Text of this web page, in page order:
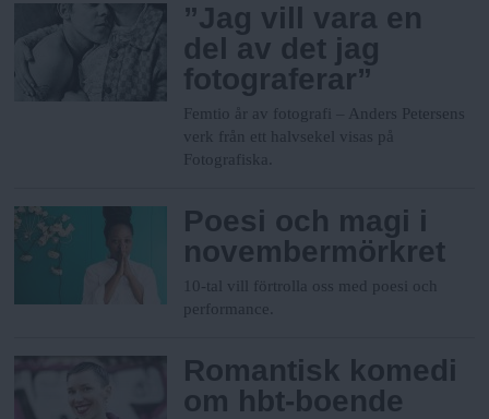
”Jag vill vara en
del av det jag
fotograferar”
Femtio år av fotografi – Anders Petersens
verk från ett halvsekel visas på
Fotografiska.
Poesi och magi i
novembermörkret
10-tal vill förtrolla oss med poesi och
performance.
Romantisk komedi
om hbt-boende